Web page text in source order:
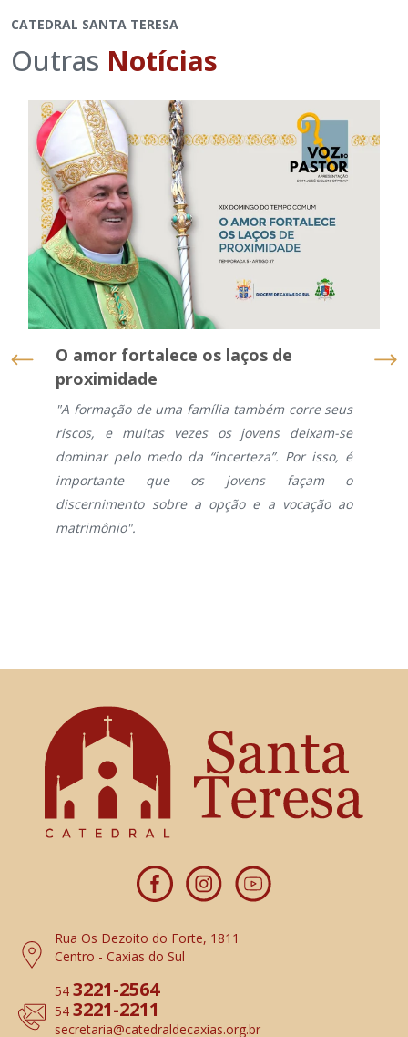
CATEDRAL SANTA TERESA
Outras Notícias
O amor fortalece os laços de
proximidade
"A formação de uma família também corre seus
riscos, e muitas vezes os jovens deixam-se
dominar pelo medo da “incerteza”. Por isso, é
importante que os jovens façam o
discernimento sobre a opção e a vocação ao
matrimônio".
Rua Os Dezoito do Forte, 1811
Centro - Caxias do Sul
54 3221-2564
54 3221-2211
secretaria@catedraldecaxias.org.br